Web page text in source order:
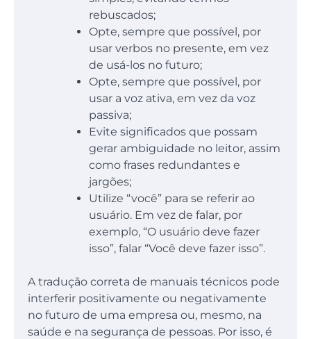
rebuscados;
Opte, sempre que possível, por
usar verbos no presente, em vez
de usá-los no futuro;
Opte, sempre que possível, por
usar a voz ativa, em vez da voz
passiva;
Evite significados que possam
gerar ambiguidade no leitor, assim
como frases redundantes e
jargões;
Utilize “você” para se referir ao
usuário. Em vez de falar, por
exemplo, “O usuário deve fazer
isso”, falar “Você deve fazer isso”.
A tradução correta de manuais técnicos pode
interferir positivamente ou negativamente
no futuro de uma empresa ou, mesmo, na
saúde e na segurança de pessoas. Por isso, é